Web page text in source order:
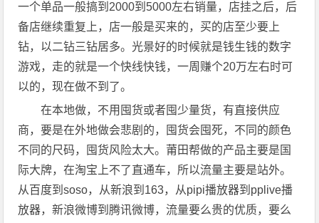
一个单品一般搞到2000到5000左右销量，店挂之后，后
备店继续重复上，店一般是买来的，买的店至少要上
钻，以二钻三钻居多。光景好的时候就是钱生钱的数字
游戏，走的就是一个快线快钱，一周赚个20万左右时可
以的，现在做不到了。
在本地做，不用囤货或者囤少量货，有直接供应
商，要是在外地做会悲剧的，囤货会囤死，不同的颜色
不同的尺码，囤货风险太大。莆田帮做的产品主要是国
际大牌，在淘宝上不了直通车，所以流量主要是站外。
从百度到soso，从新浪到163，从pipi播放器到pplive播
放器，新浪微博到腾讯微博，流量要么贵的优质，要么